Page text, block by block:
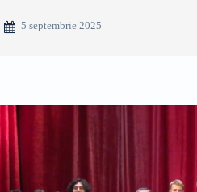
5 septembrie 2025